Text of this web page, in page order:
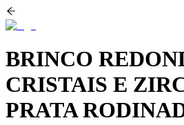
BRINCO
CRISTAIS E
PRATA